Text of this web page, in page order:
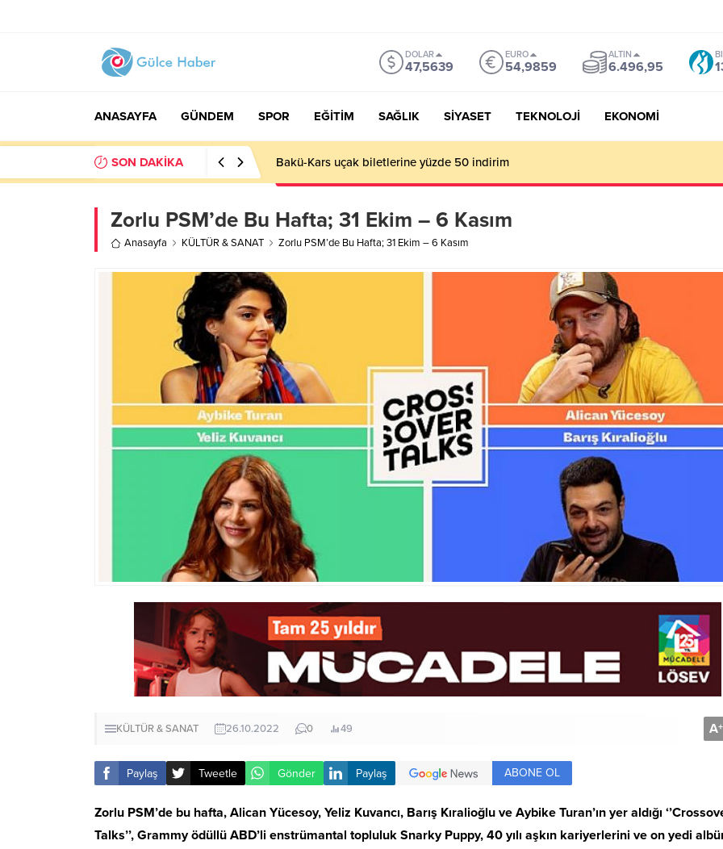
DOLAR
47,5639
EURO
54,9859
ALTIN
6.496,95
ANASAYFA GÜNDEM SPOR EĞİTİM SAĞLIK SİYASET TEKNOLOJİ EKONOMİ
SON DAKİKA Basın İlan Kurumu Genel Müdürü Çay, Bursa’da gazetecilerle buluştu
Zorlu PSM’de Bu Hafta; 31 Ekim – 6 Kasım
Anasayfa KÜLTÜR & SANAT Zorlu PSM’de Bu Hafta; 31 Ekim – 6 Kasım
KÜLTÜR & SANAT 26.10.2022 0 49 A+
Paylaş Tweetle Gönder Paylaş ABONE OL
Zorlu PSM’de bu hafta, Alican Yücesoy, Yeliz Kuvancı, Barış Kıralioğlu ve Aybike Turan’ın yer aldığı
Talks’’, Grammy ödüllü ABD’li enstrümantal topluluk Snarky Puppy, 40 yılı aşkın kariyerlerini ve on yedi